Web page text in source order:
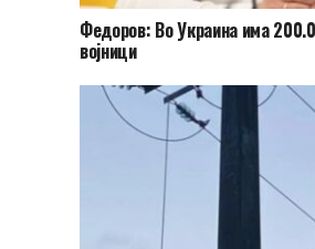
Федоров: Во Украина има
војници